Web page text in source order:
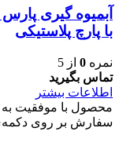
با پارچ پلاستیکی
نمره 0 از 5
تماس بگیرید
اطلاعات بیشتر
محصول با موفقیت به
سفارش بر روی